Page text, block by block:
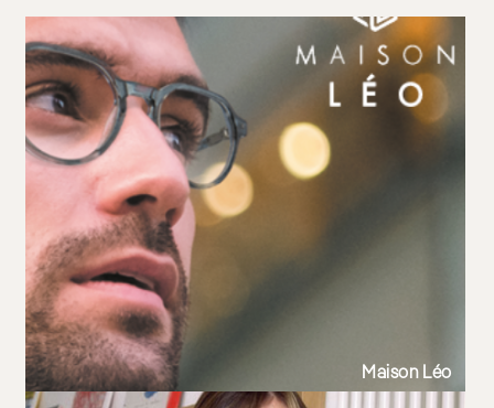
Lunettes de vue femme tendance 2025
Lunettes de vue homme tendance 2025
Lunettes de vue noir
Maison Léo